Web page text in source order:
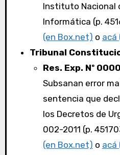
Instituto Nacional
Informática (p.
(en Box.net) o acá
Tribunal
Res. Exp. Nº
Subsanan error
sentencia que
los Decretos de
002-2011 (p.
(en Box.net) o acá